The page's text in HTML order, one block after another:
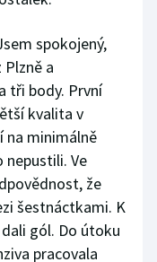
spokojený,
a
tři body. První
kvalita v
na minimálně
nepustili. Ve
že
šestnáctkami. K
gól. Do útoku
pracovala